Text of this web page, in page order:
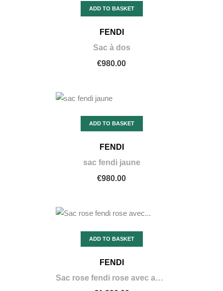
ADD TO BASKET
FENDI
Sac à dos
€980.00
ADD TO BASKET
FENDI
sac fendi jaune
€980.00
ADD TO BASKET
FENDI
Sac rose fendi rose avec anse fleur